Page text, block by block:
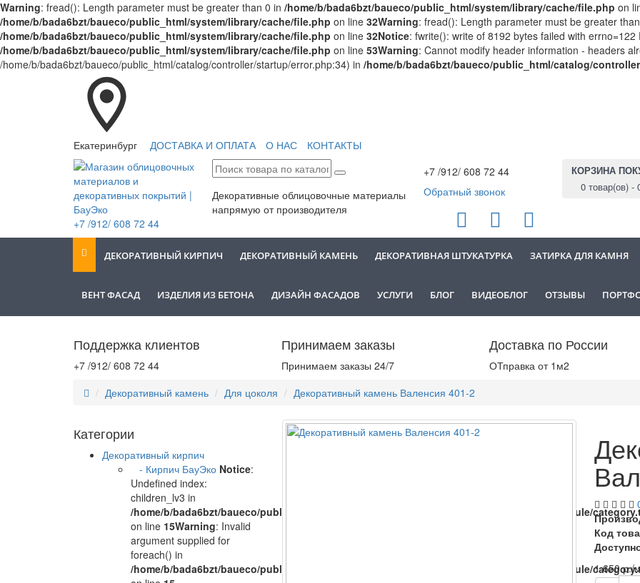
Warning: fread(): Length parameter must be greater than 0 in /home/b/bada6bzt/baueco/public_html/system/library/cache/file.php on
/home/b/bada6bzt/baueco/public_html/system/library/cache/file.php on line 32Warning: fread(): Length parameter must be greater
/home/b/bada6bzt/baueco/public_html/system/library/cache/file.php on line 32Notice: fwrite(): write of 8192 bytes failed with errno=122
/home/b/bada6bzt/baueco/public_html/system/library/cache/file.php on line 53Warning: Cannot modify header information - headers
/home/b/bada6bzt/baueco/public_html/catalog/controller/startup/error.php:34) in /home/b/bada6bzt/baueco/public_html/catalog/
Екатеринбург ДОСТАВКА И ОПЛАТА О НАС КОНТАКТЫ
+7 /912/ 608 72 44
Декоративные облицовочные материалы
напрямую от производителя
+7 /912/ 608 72 44
Обратный звонок
КОРЗИНА
0 товар(ов) -
ДЕКОРАТИВНЫЙ КИРПИЧ ДЕКОРАТИВНЫЙ КАМЕНЬ ДЕКОРАТИВНАЯ ШТУКАТУРКА ЗАТИРКА ДЛЯ КАМНЯ
ВЕНТ ФАСАД ИЗДЕЛИЯ ИЗ БЕТОНА ДИЗАЙН ФАСАДОВ УСЛУГИ БЛОГ ВИДЕОБЛОГ ОТЗЫВЫ
Поддержка клиентов
+7 /912/ 608 72 44
Принимаем заказы
Принимаем заказы 24/7
Доставка по России
ОТправка от 1м2
Декоративный камень
Для цоколя Декоративный камень Валенсия 401-2
Категории
Декоративный кирпич
- Кирпич БауЭко Notice:
Undefined index:
children_lv3 in
/home/b/bada6bzt/baueco/public_html/catalog/view/theme/baueco/template/extension/module/
on line 15Warning: Invalid
argument supplied for
foreach() in
/home/b/bada6bzt/baueco/public_html/catalog/view/theme/baueco/template/extension/module/
Код
1 650 р./